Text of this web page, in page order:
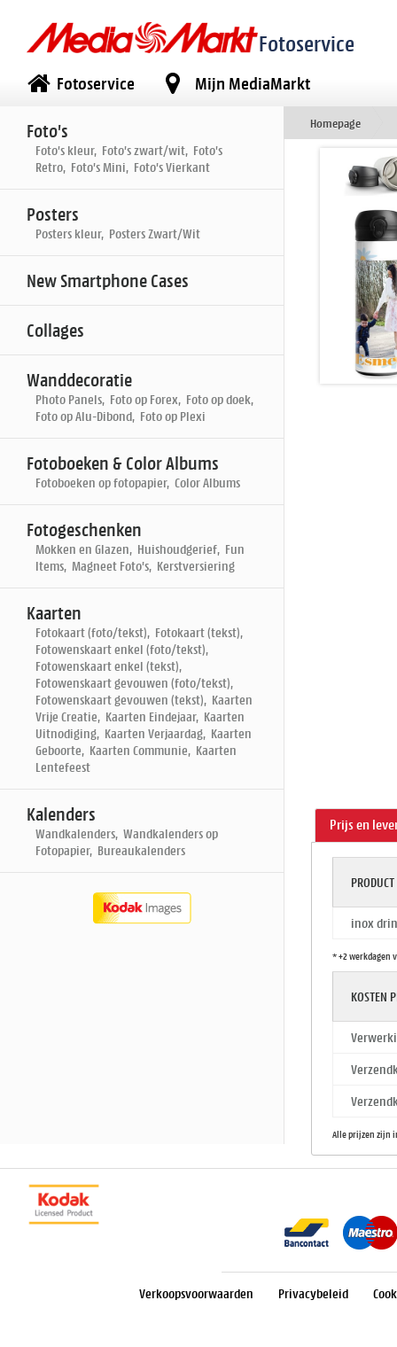
Fotoservice
Fotoservice Mijn MediaMarkt
Foto's
Foto's kleur, Foto's zwart/wit, Foto's
Retro, Foto's Mini, Foto's Vierkant
Posters
Posters kleur, Posters Zwart/Wit
New Smartphone Cases
Collages
Wanddecoratie
Photo Panels, Foto op Forex, Foto op doek,
Foto op Alu-Dibond, Foto op Plexi
Fotoboeken & Color Albums
Fotoboeken op fotopapier, Color Albums
Fotogeschenken
Mokken en Glazen, Huishoudgerief, Fun
Items, Magneet Foto's, Kerstversiering
Kaarten
Fotokaart (foto/tekst), Fotokaart (tekst),
Fotowenskaart enkel (foto/tekst),
Fotowenskaart enkel (tekst),
Fotowenskaart gevouwen (foto/tekst),
Fotowenskaart gevouwen (tekst), Kaarten
Vrije Creatie, Kaarten Eindejaar, Kaarten
Uitnodiging, Kaarten Verjaardag, Kaarten
Geboorte, Kaarten Communie, Kaarten
Lentefeest
Kalenders
Wandkalenders, Wandkalenders op
Fotopapier, Bureaukalenders
Homepage
Prijs en
PRODUCT
inox
* +2 werkdagen
KOSTEN
Alle prijzen zijn
Verkoopsvoorwaarden Privacybeleid